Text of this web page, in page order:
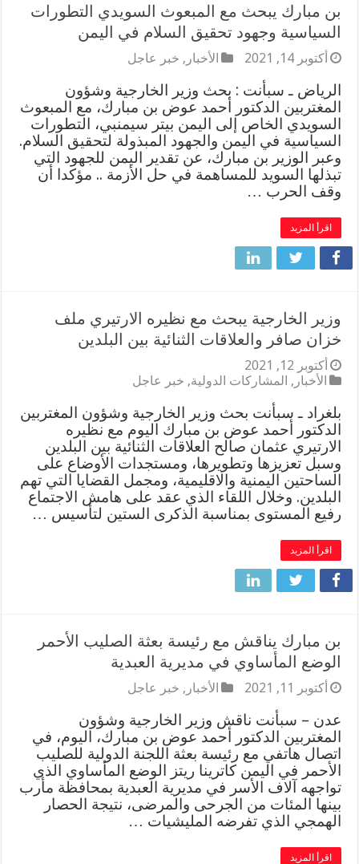
بن مبارك يبحث مع المبعوث السويدي التطورات
السياسية وجهود تحقيق السلام في اليمن
أكتوبر 14, 2021 الأخبار , خبر عاجل
الرياض ـ سبأنت : بحث وزير الخارجية وشؤون
المغتربين الدكتور أحمد عوض بن مبارك، مع المبعوث
السويدي الخاص إلى اليمن بيتر سيمنبي، التطورات
السياسية في اليمن والجهود المبذولة لتحقيق السلام.
وعبر الوزير بن مبارك، عن تقدير اليمن للجهود التي
تبذلها السويد للمساهمة في حل الأزمة .. مؤكدا أن
وقف الحرب …
اقرأ المزيد
وزير الخارجية يبحث مع نظيره الارتيري ملف
خزان صافر والعلاقات الثنائية بين البلدين
أكتوبر 12, 2021
الأخبار , المشاركات الدولية, خبر عاجل
بلغراد ـ سبأنت بحث وزير الخارجية وشؤون المغتربين
الدكتور أحمد عوض بن مبارك اليوم مع نظيره
الارتيري عثمان صالح العلاقات الثنائية بين البلدين
وسبل تعزيزها وتطويرها، ومستجدات الأوضاع على
الساحتين اليمنية والاقليمية، ومجمل القضايا التي تهم
البلدين. وخلال اللقاء الذي عقد على هامش الاجتماع
رفيع المستوى بمناسبة الذكرى الستين لتأسيس …
اقرأ المزيد
بن مبارك يناقش مع رئيسة بعثة الصليب الأحمر
الوضع المأساوي في مديرية العبدية
أكتوبر 11, 2021 الأخبار , خبر عاجل
عدن – سبأنت ناقش وزير الخارجية وشؤون
المغتربين الدكتور أحمد عوض بن مبارك، اليوم، في
اتصال هاتفي مع رئيسة بعثة اللجنة الدولية للصليب
الأحمر في اليمن كاترينا ريتز الوضع المأساوي الذي
تواجهه آلاف الأسر في مديرية العبدية بمحافظة مأرب
بينها المئات من الجرحى والمرضى، نتيجة الحصار
الهمجي الذي تفرضه المليشيات …
اقرأ المزيد